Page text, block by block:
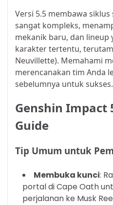
Versi 5.5 membawa
sangat kompleks,
mekanik baru, dan lineup
karakter tertentu,
Neuvillette). Memahami
merencanakan tim Anda
sebelumnya untuk sukses.
Genshin Impact
Guide
Tip Umum untuk
Membuka kunci:
portal di Cape Oath
perjalanan ke Musk